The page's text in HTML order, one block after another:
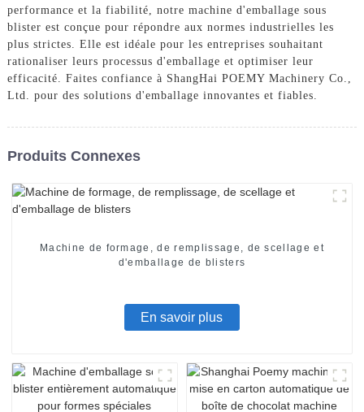
performance et la fiabilité, notre machine d'emballage sous
blister est conçue pour répondre aux normes industrielles les
plus strictes. Elle est idéale pour les entreprises souhaitant
rationaliser leurs processus d'emballage et optimiser leur
efficacité. Faites confiance à ShangHai POEMY Machinery Co.,
Ltd. pour des solutions d'emballage innovantes et fiables.
Produits Connexes
Machine de formage, de remplissage, de scellage et
d'emballage de blisters
En savoir plus